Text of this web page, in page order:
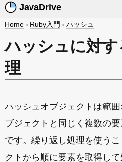
JavaDrive
Home › Ruby入門 › ハッシュ
ハッシュに対
理
ハッシュオブジェクトは範
ブジェクトと同じく複数の
です。繰り返し処理を使う
クトから順に要素を取得し